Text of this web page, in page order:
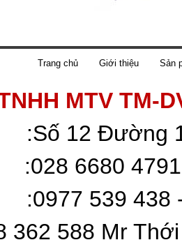
Trang chủ Giới thiệu Sản
MTV TM-
:Số 12 Đường
:028 6680
:0977 539 438
362 588 Mr Thới